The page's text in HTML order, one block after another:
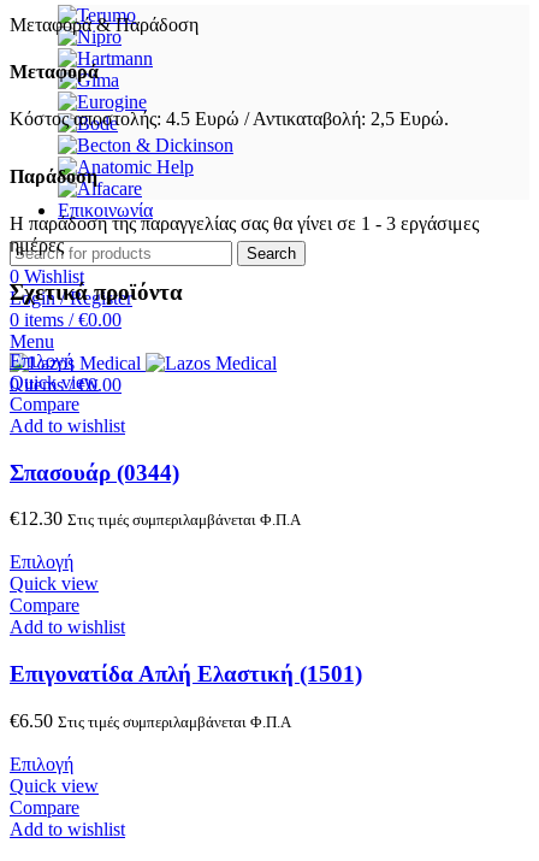
Επικοινωνία
Search
0 Wishlist
Login / Register
0 items / €0.00
Menu
0items / €0.00
Μεταφορά & Παράδοση
Μεταφορά
Κόστος αποστολής: 4.5 Ευρώ / Αντικαταβολή: 2,5 Ευρώ.
Παράδοση
Η παράδοση της παραγγελίας σας θα γίνει σε 1 - 3 εργάσιμες
ημέρες
Σχετικά προϊόντα
Επιλογή
Quick view
Compare
Add to wishlist
Σπασουάρ (0344)
€12.30 Στις τιμές συμπεριλαμβάνεται Φ.Π.Α
Επιλογή
Quick view
Compare
Add to wishlist
Επιγονατίδα Απλή Ελαστική (1501)
€6.50 Στις τιμές συμπεριλαμβάνεται Φ.Π.Α
Επιλογή
Quick view
Compare
Add to wishlist